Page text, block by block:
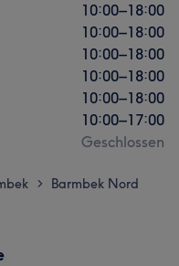
10:00–18:00
10:00–18:00
10:00–18:00
10:00–18:00
10:00–18:00
10:00–17:00
Geschlossen
> Barmbek Nord